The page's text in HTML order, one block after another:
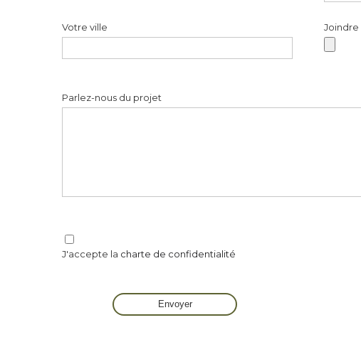
Votre ville Joindre
Parlez-nous du projet
J'accepte la charte de confidentialité